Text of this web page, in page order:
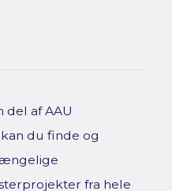
del af AAU
du finde og
fra hele